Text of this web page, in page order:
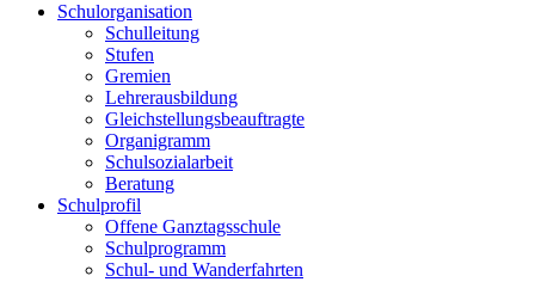
Schulorganisation
Schulleitung
Stufen
Gremien
Lehrerausbildung
Gleichstellungsbeauftragte
Organigramm
Schulsozialarbeit
Beratung
Schulprofil
Offene Ganztagsschule
Schulprogramm
Schul- und Wanderfahrten